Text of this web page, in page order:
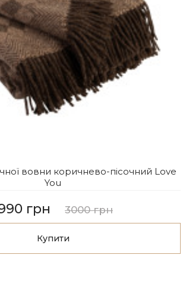
вовни коричнево-пісочний Love
You
грн 3000 грн
Купити